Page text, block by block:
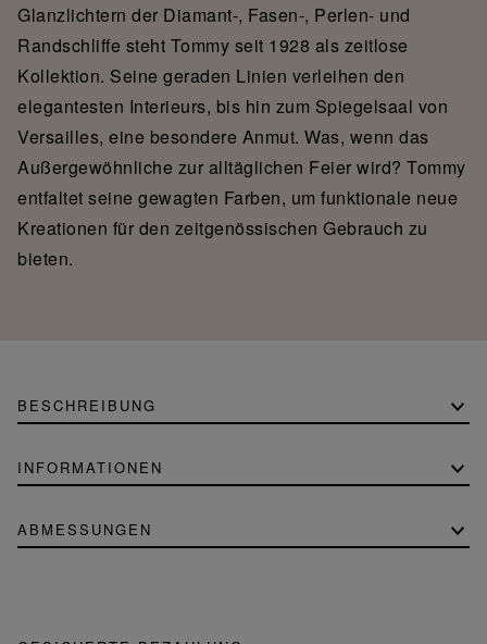
Glanzlichtern der Diamant-, Fasen-, Perlen- und
Randschliffe steht Tommy seit 1928 als zeitlose
Kollektion. Seine geraden Linien verleihen den
elegantesten Interieurs, bis hin zum Spiegelsaal von
Versailles, eine besondere Anmut. Was, wenn das
Außergewöhnliche zur alltäglichen Feier wird? Tommy
entfaltet seine gewagten Farben, um funktionale neue
Kreationen für den zeitgenössischen Gebrauch zu
bieten.
BESCHREIBUNG
INFORMATIONEN
ABMESSUNGEN